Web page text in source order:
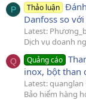
P Thảo luận
Danfoss so
Latest:
Dịch vụ doanh
Q Quảng cáo
inox, bột than
Latest: quanglan
Bảo hiểm hàng